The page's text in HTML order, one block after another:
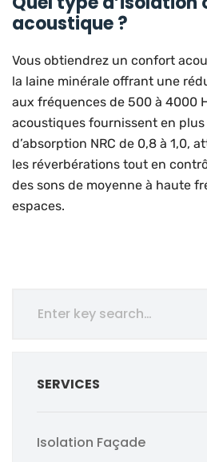
acoustique ?
Vous obtiendrez un confort
la laine minérale offrant une
aux fréquences de 500 à 4000
acoustiques fournissent en
d’absorption NRC de 0,8 à 1,0,
les réverbérations tout en
des sons de moyenne à haute
espaces.
SERVICES
Isolation Façade